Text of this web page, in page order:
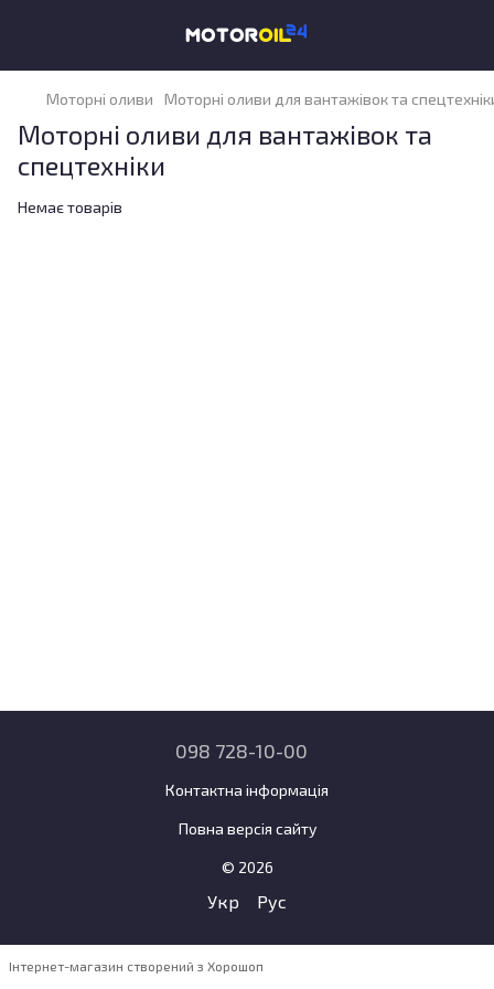
Моторні оливи Моторні оливи для вантажівок та
Моторні оливи для вантажівок та
спецтехніки
Немає товарів
098 728-10-00
Контактна інформація
Повна версія сайту
© 2026
Укр Рус
Інтернет-магазин створений з Хорошоп